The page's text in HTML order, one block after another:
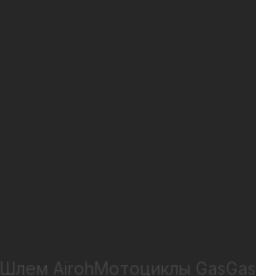
Шлем AirohМотоциклы GasGas